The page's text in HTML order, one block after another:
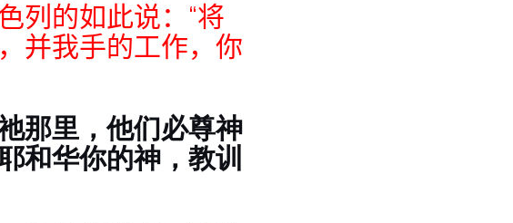
列的如此说：“将
并我手的工作，你
那里，他们必尊神
和华你的神，教训